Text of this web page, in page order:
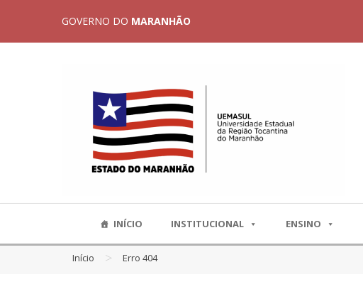
GOVERNO DO MARANHÃO
INÍCIO INSTITUCIONAL ENSINO
Início > Erro 404